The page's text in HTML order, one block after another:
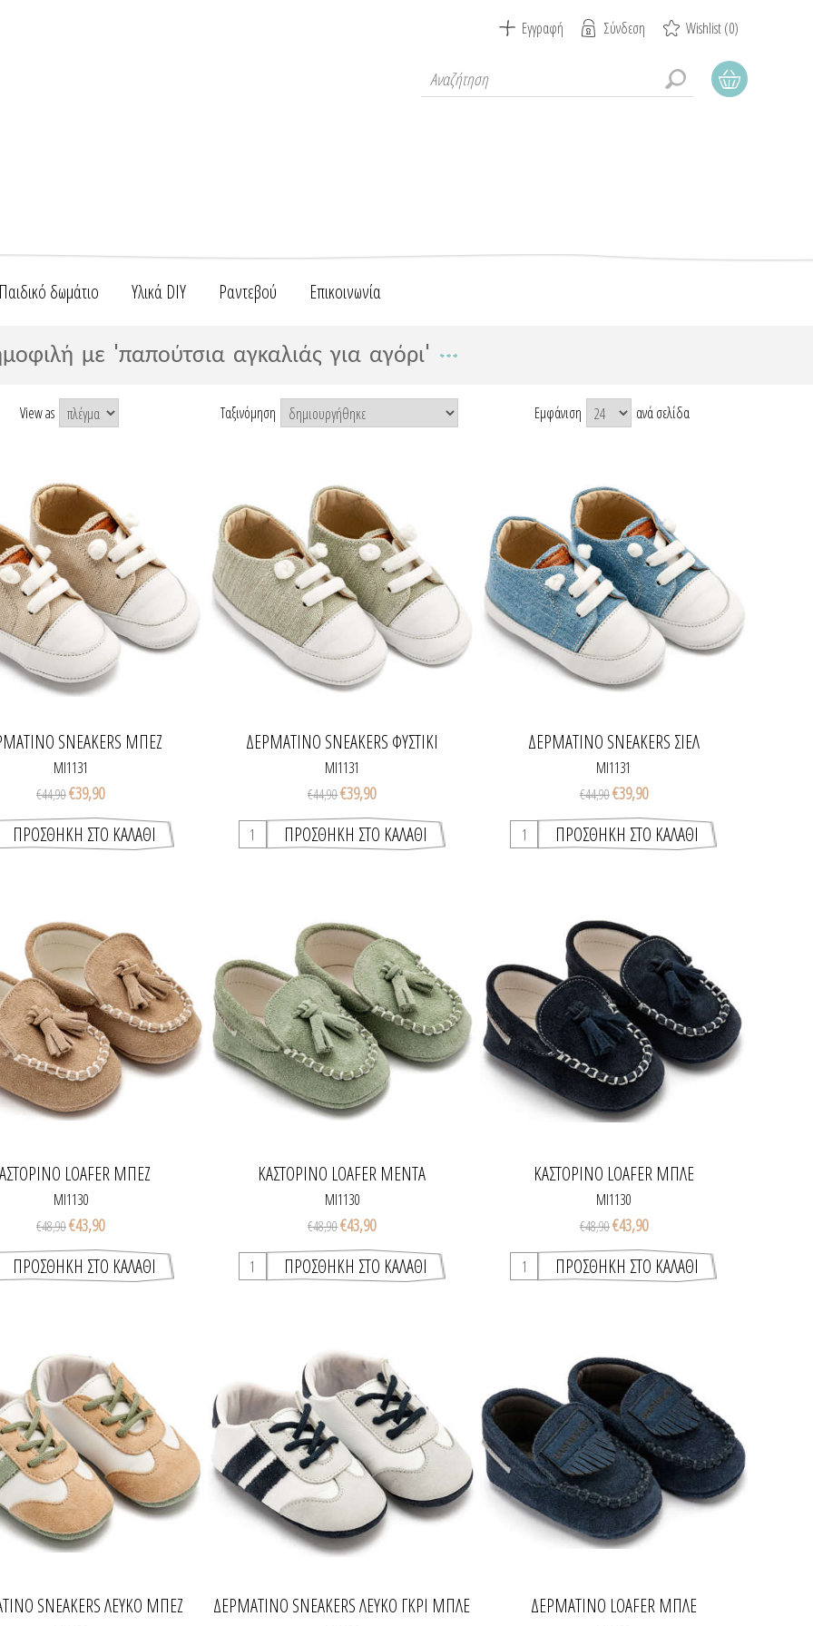
Εγγραφή Σύνδεση Wishlist(0)
δωμάτιο Υλικά DIY Ραντεβού Επικοινωνία
με 'παπούτσια αγκαλιάς για αγόρι'
View as Ταξινόμηση Εμφάνιση ανά σελίδα
SNEAKERS ΜΠΕΖ
MI1131
€44,90€39,90
ΔΕΡΜΆΤΙΝΟ SNEAKERS ΦΥΣΤΙΚΊ
MI1131
€44,90€39,90
ΔΕΡΜΆΤΙΝΟ SNEAKERS ΣΙΈΛ
MI1131
€44,90€39,90
LOAFER ΜΠΕΖ
MI1130
€48,90€43,90
ΚΑΣΤΌΡΙΝΟ LOAFER ΜΈΝΤΑ
MI1130
€48,90€43,90
ΚΑΣΤΌΡΙΝΟ LOAFER ΜΠΛΕ
MI1130
€48,90€43,90
SNEAKERS ΛΕΥΚΌ ΜΠΕΖ
ΔΕΡΜΆΤΙΝΟ SNEAKERS ΛΕΥΚΌ ΓΚΡΙ ΜΠΛΕ ΔΕΡΜΆΤΙΝΟ LOAFER ΜΠΛΕ